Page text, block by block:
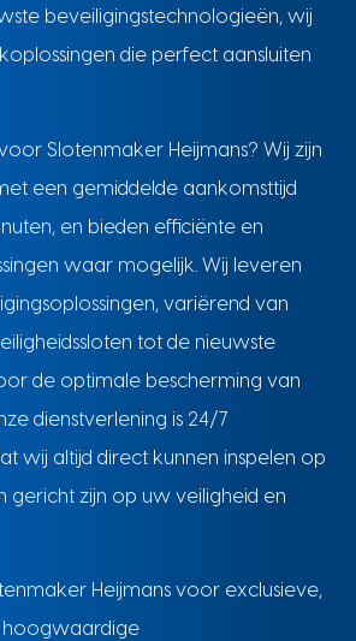
beveiligingstechnologieën, wij
die perfect aansluiten
Slotenmaker Heijmans? Wij zijn
een gemiddelde aankomsttijd
en bieden efficiënte en
waar mogelijk. Wij leveren
variërend van
tot de nieuwste
de optimale bescherming van
dienstverlening is 24/7
wij altijd direct kunnen inspelen op
gericht zijn op uw veiligheid en
Heijmans voor exclusieve,